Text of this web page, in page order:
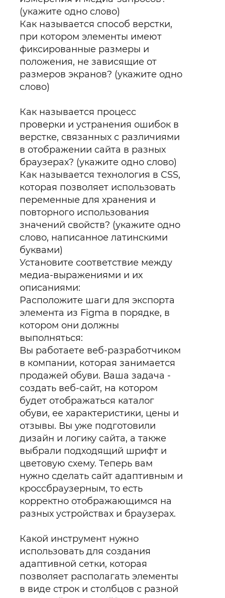
(укажите одно слово)
Как называется способ верстки,
при котором элементы имеют
фиксированные размеры и
положения, не зависящие от
размеров экранов? (укажите одно
слово)
Как называется процесс
проверки и устранения ошибок в
верстке, связанных с различиями
в отображении сайта в разных
браузерах? (укажите одно слово)
Как называется технология в CSS,
которая позволяет использовать
переменные для хранения и
повторного использования
значений свойств? (укажите одно
слово, написанное латинскими
буквами)
Установите соответствие между
медиа-выражениями и их
описаниями:
Расположите шаги для экспорта
элемента из Figma в порядке, в
котором они должны
выполняться:
Вы работаете веб-разработчиком
в компании, которая занимается
продажей обуви. Ваша задача -
создать веб-сайт, на котором
будет отображаться каталог
обуви, ее характеристики, цены и
отзывы. Вы уже подготовили
дизайн и логику сайта, а также
выбрали подходящий шрифт и
цветовую схему. Теперь вам
нужно сделать сайт адаптивным и
кроссбраузерным, то есть
корректно отображающимся на
разных устройствах и браузерах.
Какой инструмент нужно
использовать для создания
адаптивной сетки, которая
позволяет располагать элементы
в виде строк и столбцов с разной